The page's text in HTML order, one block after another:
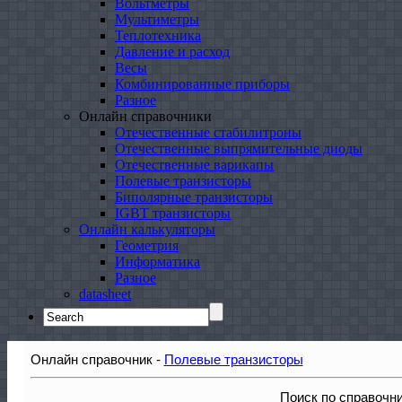
Вольтметры
Мультиметры
Теплотехника
Давление и расход
Весы
Комбинированные приборы
Разное
Онлайн справочники
Отечественные стабилитроны
Отечественные выпрямительные диоды
Отечественные варикапы
Полевые транзисторы
Биполярные транзисторы
IGBT транзисторы
Онлайн калькуляторы
Геометрия
Информатика
Разное
datasheet
Search
for:
Онлайн справочник - Полевые транзисторы
Поиск по